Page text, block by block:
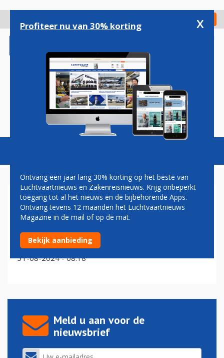
gaan
Check in
Magazine Podcasts Vacatures
FLES
Vanaf zondag worden drinkflesjes geweerd uit
handbagage
31-08-2024 - 08:18
Meld u aan voor de
nieuwsbrief
Profiteer nu van 30% korting x
Ontvang een jaar lang 30% korting op het beste van
Luchtvaartnieuws en Zakenreisnieuws. Krijg onbeperkt
toegang tot al het nieuws en de bijbehorende Apps.
Ontvang tevens 12 maanden het Luchtvaartnieuws
Magazine in de mail of op de mat.
Bekijk aanbieding